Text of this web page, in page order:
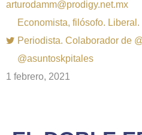
arturodamm@prodigy.net.mx
Economista, filósofo.
Periodista. Colaborador de
@asuntoskpitales
1 febrero, 2021